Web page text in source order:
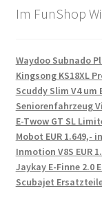
Im FunShop
Waydoo Subnado
Kingsong KS18XL
Scuddy Slim V4 um
Seniorenfahrzeug
E-Twow GT SL
Mobot EUR 1.649,-
Inmotion V8S EUR
Jaykay E-Finne 2.0
Scubajet